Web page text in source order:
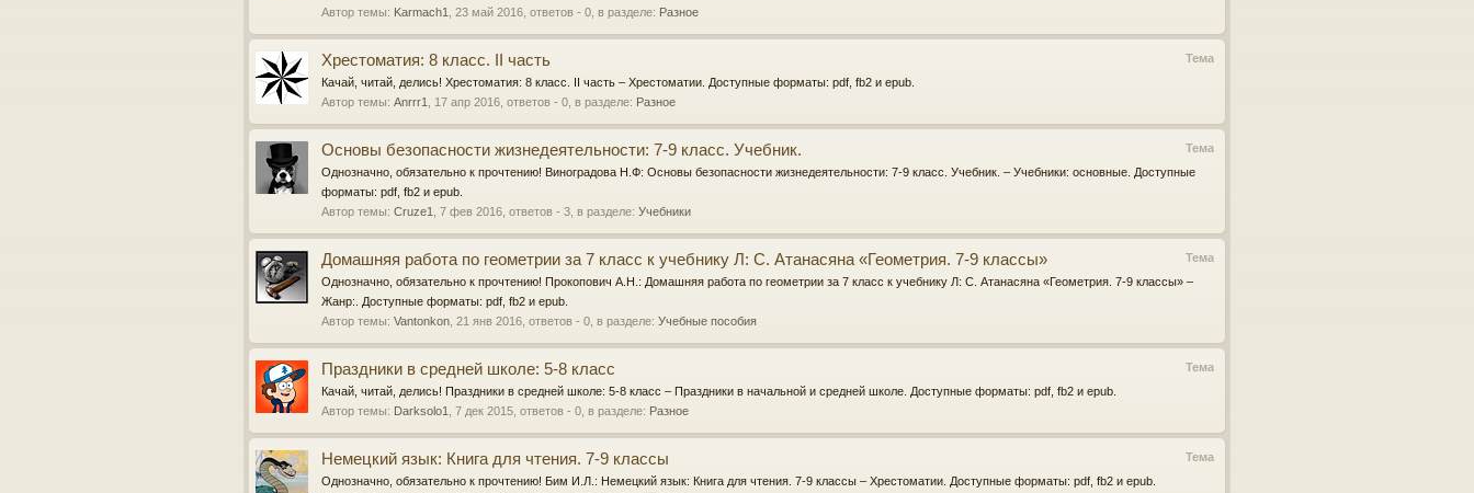
Автор темы: Karmach1 23 май 2016 , ответов - 0, в разделе: Разное
Тема
Хрестоматия: 8 класс. II часть
Качай, читай, делись! Хрестоматия: 8 класс. II часть – Хрестоматии. Доступные форматы: pdf, fb2 и epub.
Автор темы: Anrrr1 17 апр 2016 , ответов - 0, в разделе: Разное
Тема
Основы безопасности жизнедеятельности: 7-9 класс. Учебник.
Однозначно, обязательно к прочтению! Виноградова Н.Ф: Основы безопасности жизнедеятельности: 7-9 класс. Учебник. – Учебники: основные. Доступные
форматы: pdf, fb2 и epub.
Автор темы: Cruze1 7 фев 2016 , ответов - 3, в разделе: Учебники
Тема
Домашняя работа по геометрии за 7 класс к учебнику Л: С. Атанасяна «Геометрия. 7-9 классы»
Однозначно, обязательно к прочтению! Прокопович А.Н.: Домашняя работа по геометрии за 7 класс к учебнику Л: С. Атанасяна «Геометрия. 7-9 классы» –
Жанр:. Доступные форматы: pdf, fb2 и epub.
Автор темы: Vantonkon 21 янв 2016 , ответов - 0, в разделе: Учебные пособия
Тема
Праздники в средней школе: 5-8 класс
Качай, читай, делись! Праздники в средней школе: 5-8 класс – Праздники в начальной и средней школе. Доступные форматы: pdf, fb2 и epub.
Автор темы: Darksolo1 7 дек 2015 , ответов - 0, в разделе: Разное
Тема
Немецкий язык: Книга для чтения. 7-9 классы
Однозначно, обязательно к прочтению! Бим И.Л.: Немецкий язык: Книга для чтения. 7-9 классы – Хрестоматии. Доступные форматы: pdf, fb2 и epub.